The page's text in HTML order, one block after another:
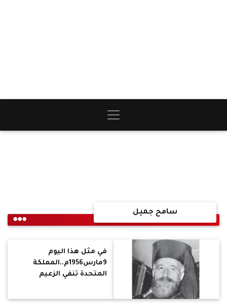
سامح جميل
في مثل هذا اليوم
9مارس1956م..المملكة
المتحدة تنفي الزعيم